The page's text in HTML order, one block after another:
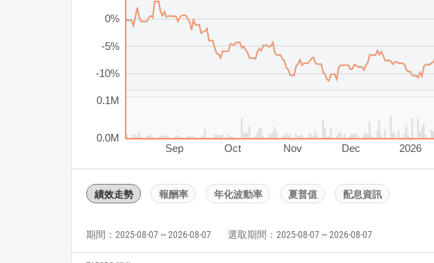
Sep Oct Nov Dec 2026
0.0M
0.1M
-10%
-5%
0%
績效走勢 報酬率 年化波動率 夏普值 配息資訊
期間：2025-08-07 ~ 2026-08-07 選取期間：2025-08-07 ~ 2026-08-07